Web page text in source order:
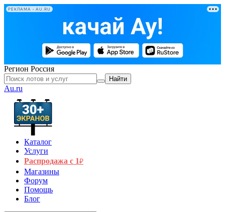
РЕКЛАМА • AU.RU
Регион Россия
Найти
Au.ru
Каталог
Услуги
Распродажа с 1₽
Магазины
Форум
Помощь
Блог